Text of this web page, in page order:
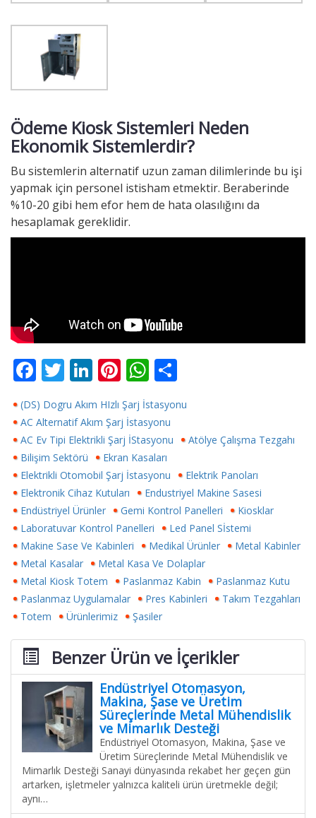
Ödeme Kiosk Sistemleri Neden
Ekonomik Sistemlerdir?
Bu sistemlerin alternatif uzun zaman dilimlerinde bu işi
yapmak için personel istisham etmektir. Beraberinde
%10-20 gibi hem efor hem de hata olasılığını da
hesaplamak gereklidir.
F
e
b
o
o
k
T
w
itt
er
Li
k
e
dI
n
Pi
er
e
st
W
at
s
A
p
p
ar
e
(DS) Dogru Akım HIzlı Şarj İstasyonu
AC Alternatif Akım Şarj İstasyonu
AC Ev Tipi Elektrikli Şarj İStasyonu
Atölye Çalışma Tezgahı
Bilişim Sektörü
Ekran Kasaları
Elektrikli Otomobil Şarj İstasyonu
Elektrik Panoları
Elektronik Cihaz Kutuları
Endustriyel Makine Sasesi
Endüstriyel Ürünler
Gemi Kontrol Panelleri
Kiosklar
Laboratuvar Kontrol Panelleri
Led Panel Sİstemi
Makine Sase Ve Kabinleri
Medikal Ürünler
Metal Kabinler
Metal Kasalar
Metal Kasa Ve Dolaplar
Metal Kiosk Totem
Paslanmaz Kabin
Paslanmaz Kutu
Paslanmaz Uygulamalar
Pres Kabinleri
Takım Tezgahları
Totem
Ürünlerimiz Şasiler
Benzer Ürün ve İçerikler
Endüstriyel Otomasyon,
Makina, Şase ve Üretim
Süreçlerinde Metal Mühendislik
ve Mimarlık Desteği
Endüstriyel Otomasyon, Makina, Şase ve
Üretim Süreçlerinde Metal Mühendislik ve
Mimarlık Desteği Sanayi dünyasında rekabet her geçen gün
artarken, işletmeler yalnızca kaliteli ürün üretmekle değil;
aynı…